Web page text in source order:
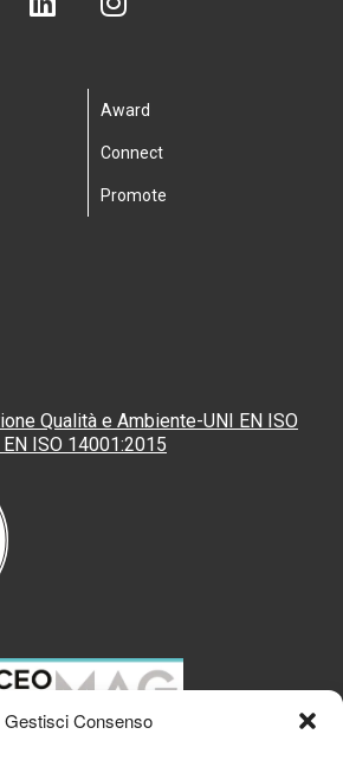
Gestisci Consenso
Award
Connect
Promote
Qualità e Ambiente-UNI EN ISO
ISO 14001:2015